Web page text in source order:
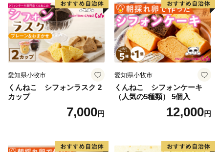
愛知県小牧市
くんねこ シフォンラスク 2
カップ
7,000円
愛知県小牧市
くんねこ シフォンケーキ
（人気の5種類） 5個入
12,000円